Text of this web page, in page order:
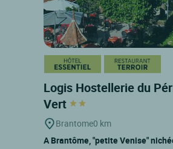
Logis Hostellerie du
Vert
Brantome0 km
A Brantôme, "petite Venise"